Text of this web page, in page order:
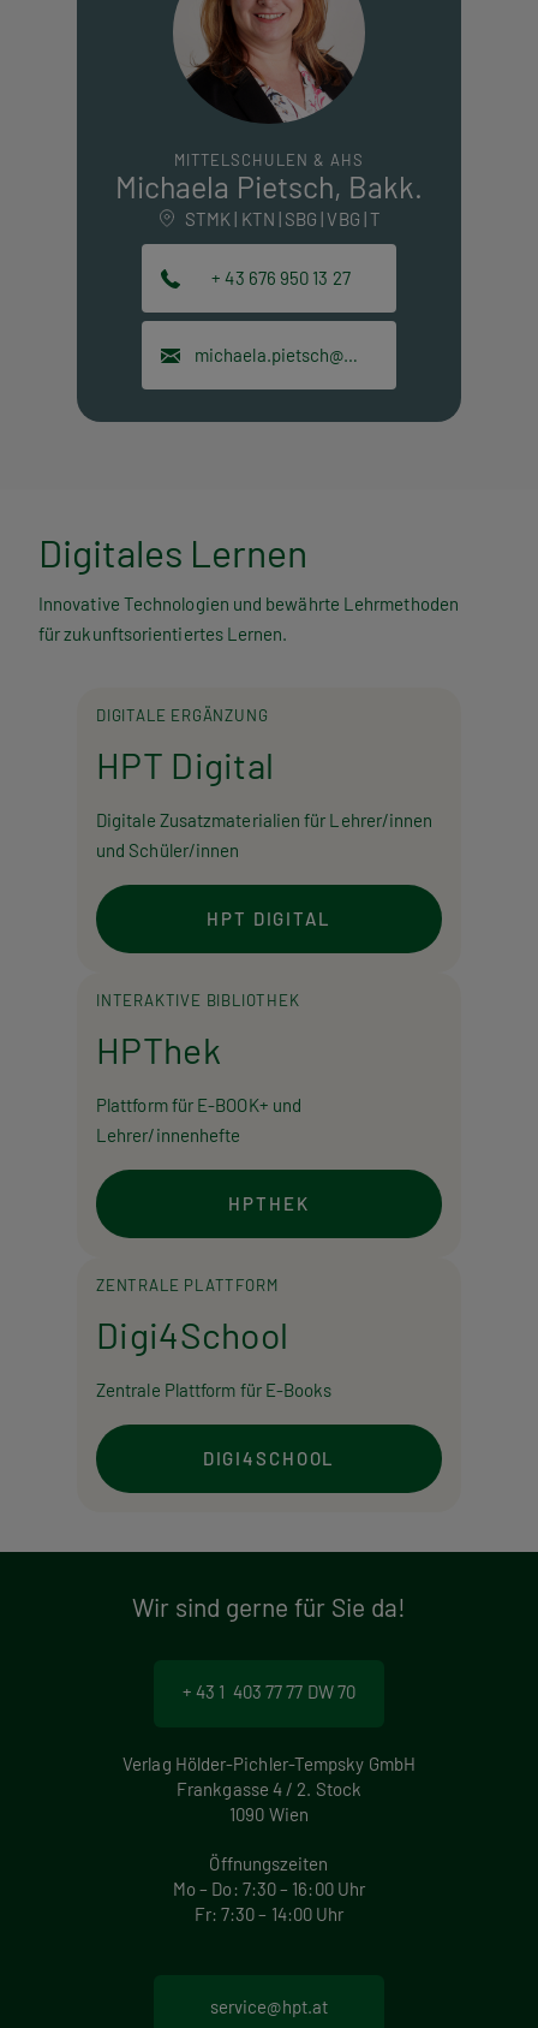
MITTELSCHULEN & AHS
Michaela Pietsch, Bakk.
STMK | KTN | SBG | VBG | T
+ 43 676 950 13 27
Digitales Lernen
Innovative Technologien und bewährte Lehrmethoden
für zukunftsorientiertes Lernen.
DIGITALE ERGÄNZUNG
HPT Digital
Digitale Zusatzmaterialien für Lehrer/innen
und Schüler/innen
HPT DIGITAL
INTERAKTIVE BIBLIOTHEK
HPThek
Plattform für E-BOOK+ und
Lehrer/innenhefte
HPTHEK
ZENTRALE PLATTFORM
Digi4School
Zentrale Plattform für E-Books
DIGI4SCHOOL
Wir sind gerne für Sie da!
+ 43 1 403 77 77 DW 70
Verlag Hölder-Pichler-Tempsky GmbH
Frankgasse 4 / 2. Stock
1090 Wien
Öffnungszeiten
Mo – Do: 7:30 – 16:00 Uhr
Fr: 7:30 – 14:00 Uhr
service@hpt.at